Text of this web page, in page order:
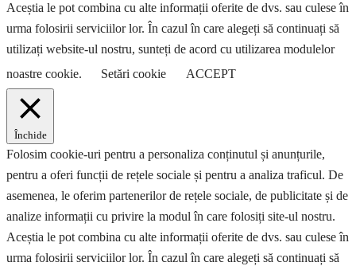
Aceștia le pot combina cu alte informații oferite de dvs. sau culese în
urma folosirii serviciilor lor. În cazul în care alegeți să continuați să
utilizați website-ul nostru, sunteți de acord cu utilizarea modulelor
noastre cookie.
Setări cookie ACCEPT
Închide
Folosim cookie-uri pentru a personaliza conținutul și anunțurile,
pentru a oferi funcții de rețele sociale și pentru a analiza traficul. De
asemenea, le oferim partenerilor de rețele sociale, de publicitate și de
analize informații cu privire la modul în care folosiți site-ul nostru.
Aceștia le pot combina cu alte informații oferite de dvs. sau culese în
urma folosirii serviciilor lor. În cazul în care alegeți să continuați să